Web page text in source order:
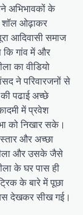
अभिभावकों के
शॉल ओढ़ाकर
आदिवासी समाज
कि गांव में और
का वीडियो
ने परिवारजनों से
पढाई अच्छे
में प्रवेश
को निखार सके।
और अच्छा
और उसके जैसे
के घर पास ही
के बारे में पूछा
देखकर सीख गई।